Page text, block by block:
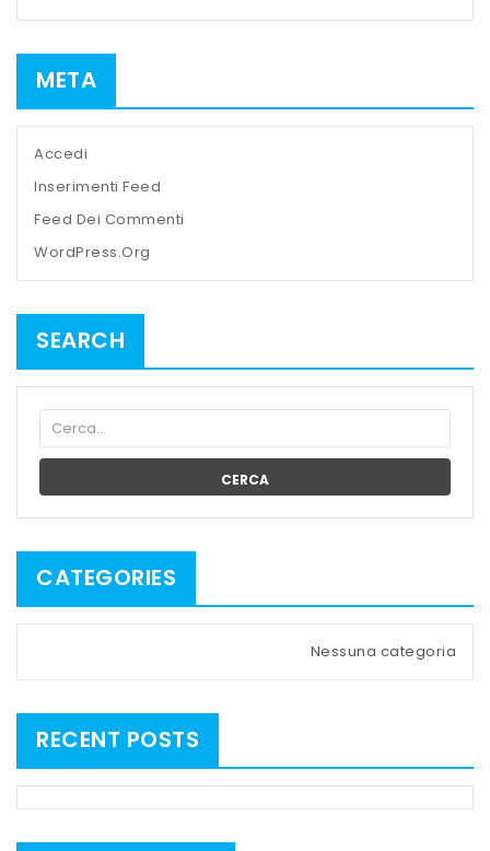
META
Accedi
Inserimenti Feed
Feed Dei Commenti
WordPress.org
SEARCH
CERCA
CATEGORIES
Nessuna categoria
RECENT POSTS